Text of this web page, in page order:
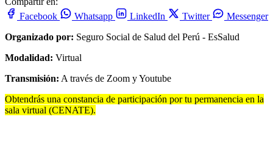
Facebook
Whatsapp LinkedIn Twitter
Messenger
Organizado por: Seguro Social de Salud del Perú - EsSalud
Modalidad: Virtual
Transmisión: A través de Zoom y Youtube
Obtendrás una constancia de participación por tu permanencia en la
sala virtual (CENATE).